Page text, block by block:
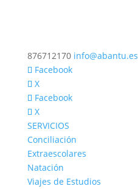
876712170 info@abantu.es
Facebook
X
Facebook
X
SERVICIOS
Conciliación
Extraescolares
Natación
Viajes de Estudios